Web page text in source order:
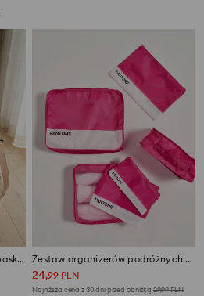
Torba podróżna pikowana z paskiem na ramię Zestaw organizerów podróżnych Pantone 9 pack
24,99 PLN
Najniższa cena z 30 dni przed obniżką 29,99PLN